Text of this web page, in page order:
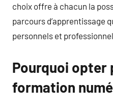
choix offre à chacun la
parcours d’apprentissage
personnels et
Pourquoi opter
formation